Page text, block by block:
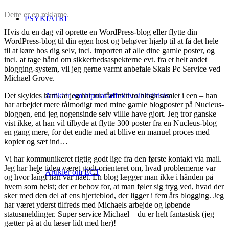
PSYKIATRI
Artikler om bipolar affektiv sindslidelse
Artikler om ECT
Dette er en reklame.
Hvis du en dag vil oprette en WordPress-blog eller flytte din
WordPress-blog til din egen host og behøver hjælp til at få det hele
til at køre hos dig selv, incl. importen af alle dine gamle poster, og
incl. at tage hånd om sikkerhedsaspekterne evt. fra et helt andet
blogging-system, vil jeg gerne varmt anbefale Skals Pc Service ved
Michael Grove.
Det skyldes ham, at jeg har nu fået min to blogs samlet i een – han
har arbejdet mere tålmodigt med mine gamle blogposter på Nucleus-
bloggen, end jeg nogensinde selv villle have gjort. Jeg tror ganske
vist ikke, at han vil tilbyde at flytte 300 poster fra en Nucleus-blog
en gang mere, for det endte med at bllive en manuel proces med
kopier og sæt ind…
Vi har kommunikeret rigtig godt lige fra den første kontakt via mail.
Jeg har hele tiden været godt orienteret om, hvad problemerne var
og hvor langt han var nået. En blog lægger man ikke i hånden på
hvem som helst; der er behov for, at man føler sig tryg ved, hvad der
sker med den del af ens hjerteblod, der ligger i fem års blogging. Jeg
har været yderst tilfreds med Michaels arbejde og løbende
statusmeldinger. Super service Michael – du er helt fantastisk (jeg
gætter på at du læser lidt med her)!